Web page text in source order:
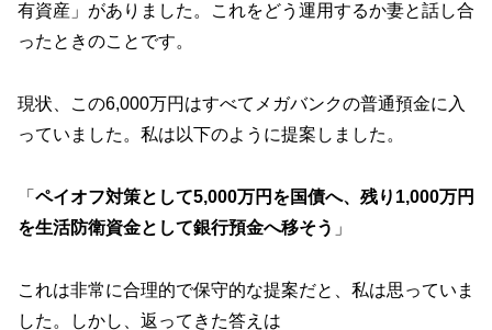
有資産」がありました。これをどう運用するか妻と話し合
ったときのことです。
現状、この6,000万円はすべてメガバンクの普通預金に入
っていました。私は以下のように提案しました。
「 ペイオフ対策として5,000万円を国債へ、残り1,000万円
を生活防衛資金として銀行預金へ移そう 」
これは非常に合理的で保守的な提案だと、私は思っていま
した。しかし、返ってきた答えは